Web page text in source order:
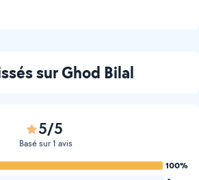
sur Ghod Bilal
5/5
Basé sur 1 avis
100%